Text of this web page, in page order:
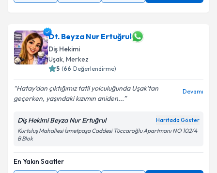
Dt. Beyza Nur Ertuğrul
Diş Hekimi
Uşak, Merkez
5 (66 Değerlendirme)
Hatay’dan çıktığımız tatil yolculuğunda Uşak’tan
geçerken, yaşındaki kızımın aniden...
Devamı
Diş Hekimi Beyza Nur Ertuğrul Haritada Göster
Kurtuluş Mahallesi İsmetpaşa Caddesi Tüccaroğlu Apartmanı NO 102/4
B Blok
En Yakın Saatler